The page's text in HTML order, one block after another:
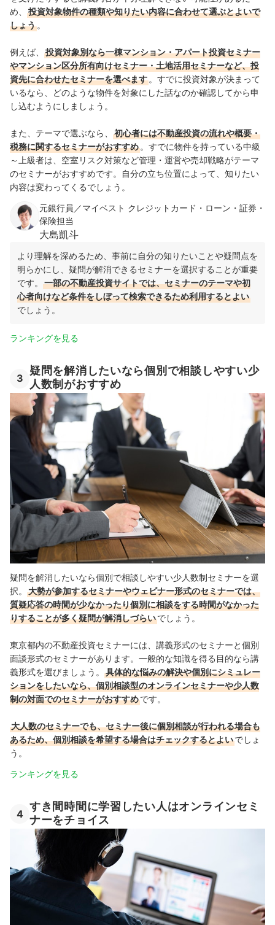
め、
投資対象物件の種類や知りたい内容に合わせて選ぶとよいで
しょう 。
例えば、
投資対象別なら一棟マンション・アパート投資セミナー
やマンション区分所有向けセミナー・土地活用セミナーなど、投
資先に合わせたセミナーを選べます 。すでに投資対象が決まって
いるなら、どのような物件を対象にした話なのか確認してから申
し込むようにしましょう。
また、テーマで選ぶなら、
初心者には不動産投資の流れや概要・
税務に関するセミナーがおすすめ 。すでに物件を持っている中級
～上級者は、空室リスク対策など管理・運営や売却戦略がテーマ
のセミナーがおすすめです。自分の立ち位置によって、知りたい
内容は変わってくるでしょう。
元銀行員／マイベスト クレジットカード・ローン・証券・
保険担当
大島凱斗
より理解を深めるため、事前に自分の知りたいことや疑問点を
明らかにし、疑問が解消できるセミナーを選択することが重要
です。
一部の不動産投資サイトでは、セミナーのテーマや初
心者向けなど条件をしぼって検索できるため利用するとよい
でしょう。
ランキングを見る
3
疑問を解消したいなら個別で相談しやすい少
人数制がおすすめ
疑問を解消したいなら個別で相談しやすい少人数制セミナーを選
択。
大勢が参加するセミナーやウェビナー形式のセミナーでは、
質疑応答の時間が少なかったり個別に相談をする時間がなかった
りすることが多く疑問が解消しづらいでしょう。
東京都内の不動産投資セミナーには、講義形式のセミナーと個別
面談形式のセミナーがあります。一般的な知識を得る目的なら講
義形式を選びましょう。
具体的な悩みの解決や個別にシミュレー
ションをしたいなら、個別相談型のオンラインセミナーや少人数
制の対面でのセミナーがおすすめです。
大人数のセミナーでも、セミナー後に個別相談が行われる場合も
あるため、個別相談を希望する場合はチェックするとよいでしょ
う。
ランキングを見る
4
すき間時間に学習したい人はオンラインセミ
ナーをチョイス